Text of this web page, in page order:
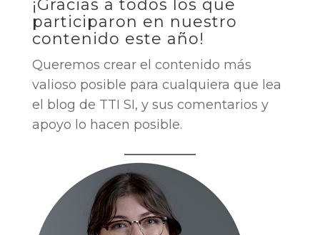
¡Gracias a todos los que
participaron en nuestro
contenido este año!
Queremos crear el contenido más
valioso posible para cualquiera que lea
el blog de TTI SI, y sus comentarios y
apoyo lo hacen posible.